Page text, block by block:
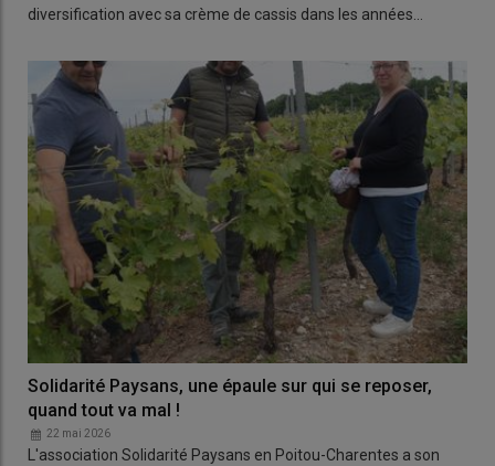
diversification avec sa crème de cassis dans les années…
Solidarité Paysans, une épaule sur qui se reposer,
quand tout va mal !
22 mai 2026
L'association Solidarité Paysans en Poitou-Charentes a son